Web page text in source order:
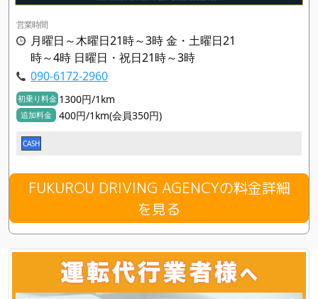
営業時間
月曜日～木曜日21時～3時 金・土曜日21
時～4時 日曜日・祝日21時～3時
090-6172-2960
初乗り料金 1300円/1km
追加料金 400円/1km(会員350円)
CASH
FUKUROU DRIVING AGENCYの料金詳細
を見る